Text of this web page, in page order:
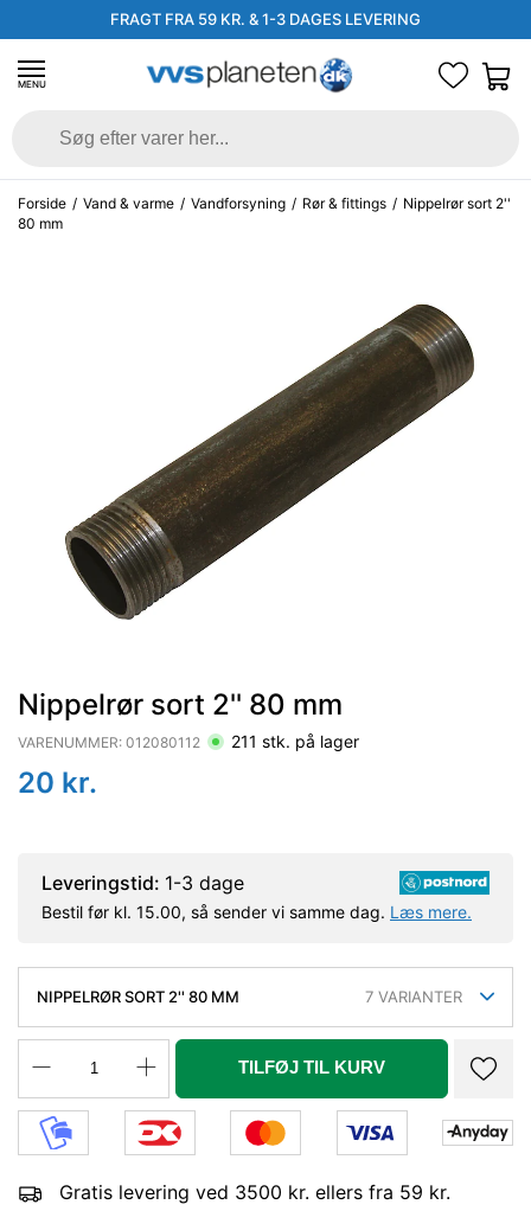
FRAGT FRA 59 KR. & 1-3 DAGES LEVERING
MENU
Forside / Vand & varme / Vandforsyning / Rør & fittings / Nippelrør sort 2''
80 mm
Nippelrør sort 2'' 80 mm
VARENUMMER: 012080112 211 stk. på lager
20 kr.
Leveringstid: 1-3 dage
Bestil før kl. 15.00, så sender vi samme dag. Læs mere.
NIPPELRØR SORT 2'' 80 MM 7 VARIANTER
TILFØJ TIL KURV
Gratis levering ved 3500 kr. ellers fra 59 kr.